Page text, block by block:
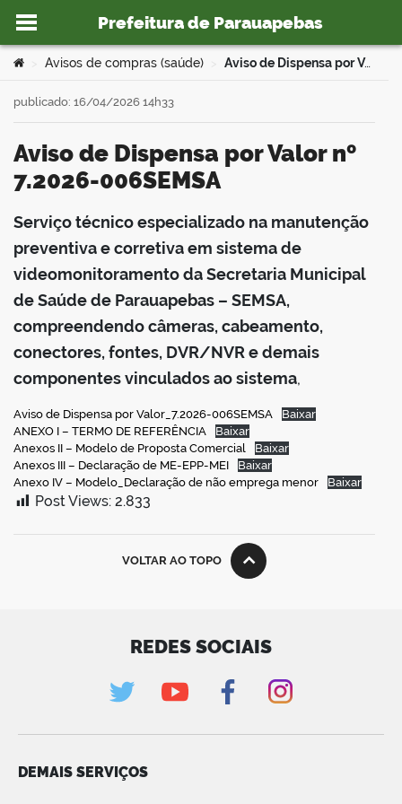
Ir para o conteúdo
Prefeitura de Parauapebas
portal
Você está aqui:
Avisos de compras (saúde) Aviso de Dispensa por Valor nº 7.2026-006SEMSA
Aviso de Dispensa por Valor nº
7.2026-006SEMSA
publicado: 16/04/2026 14h33
Serviço técnico especializado na manutenção
preventiva e corretiva em sistema de
videomonitoramento da Secretaria Municipal
de Saúde de Parauapebas – SEMSA,
compreendendo câmeras, cabeamento,
conectores, fontes, DVR/NVR e demais
componentes vinculados ao sistema,
Aviso de Dispensa por Valor_7.2026-006SEMSA
Baixar
ANEXO I – TERMO DE REFERÊNCIA
Baixar
Anexos II – Modelo de Proposta Comercial
Baixar
Anexos III – Declaração de ME-EPP-MEI
Baixar
Anexo IV – Modelo_Declaração de não emprega menor
Baixar
Post Views: 2.833
VOLTAR AO TOPO
REDES SOCIAIS
DEMAIS SERVIÇOS